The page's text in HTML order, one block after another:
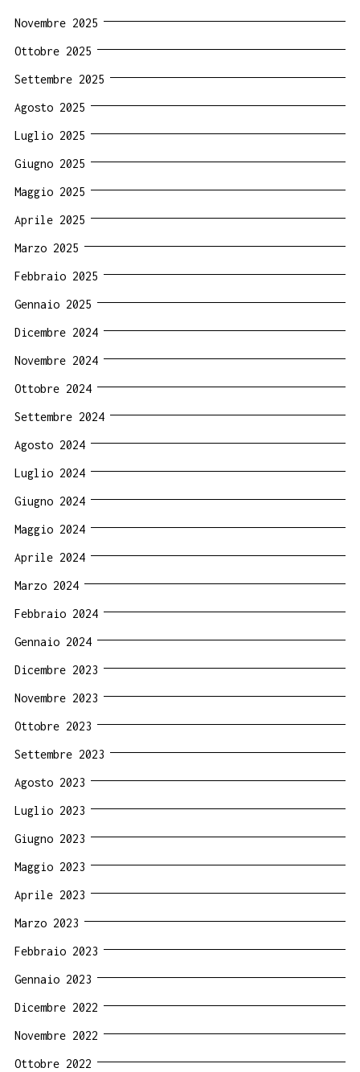
Novembre 2025
Ottobre 2025
Settembre 2025
Agosto 2025
Luglio 2025
Giugno 2025
Maggio 2025
Aprile 2025
Marzo 2025
Febbraio 2025
Gennaio 2025
Dicembre 2024
Novembre 2024
Ottobre 2024
Settembre 2024
Agosto 2024
Luglio 2024
Giugno 2024
Maggio 2024
Aprile 2024
Marzo 2024
Febbraio 2024
Gennaio 2024
Dicembre 2023
Novembre 2023
Ottobre 2023
Settembre 2023
Agosto 2023
Luglio 2023
Giugno 2023
Maggio 2023
Aprile 2023
Marzo 2023
Febbraio 2023
Gennaio 2023
Dicembre 2022
Novembre 2022
Ottobre 2022